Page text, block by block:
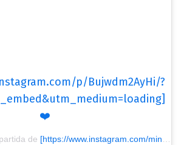
p/Bujwdm2AyHi/?
❤️
de [https://www.instagram.com/minabonino/?utm_source=ig_embed&utm_medium=loading] Mina Bonino